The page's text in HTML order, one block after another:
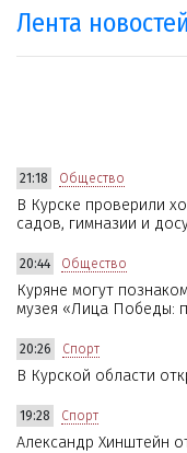
Лента новостей
21:18 Общество
В Курске проверили
садов, гимназии и
20:44 Общество
Куряне могут
музея «Лица Победы:
20:26 Спорт
В Курской области
19:28 Спорт
Александр Хинштейн